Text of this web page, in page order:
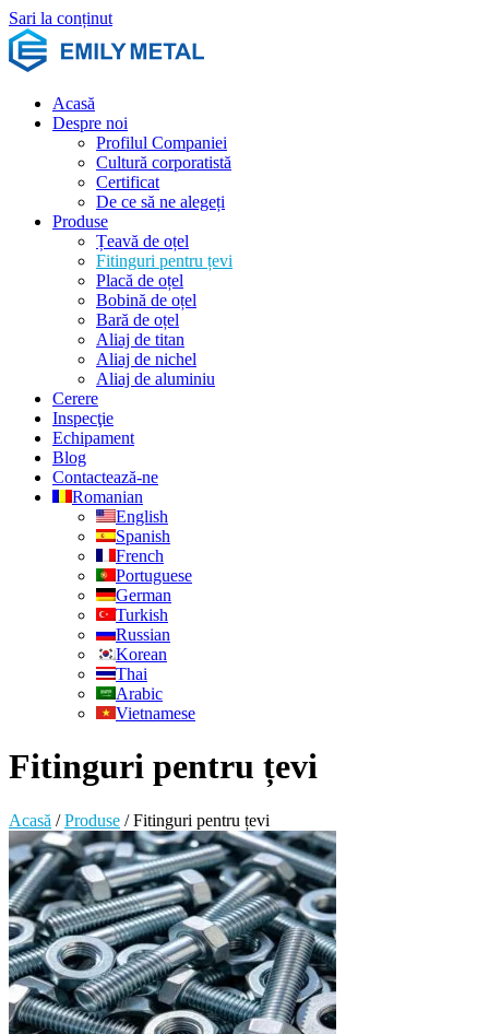
Sari la conținut
Acasă
Despre noi
Profilul Companiei
Cultură corporatistă
Certificat
De ce să ne alegeți
Produse
Țeavă de oțel
Fitinguri pentru țevi
Placă de oțel
Bobină de oțel
Bară de oțel
Aliaj de titan
Aliaj de nichel
Aliaj de aluminiu
Cerere
Inspecţie
Echipament
Blog
Contactează-ne
Romanian
English
Spanish
French
Portuguese
German
Turkish
Russian
Korean
Thai
Arabic
Vietnamese
Fitinguri pentru țevi
Acasă /Produse /Fitinguri pentru țevi